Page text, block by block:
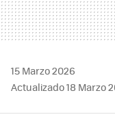
15 Marzo 2026
Actualizado 18 Marzo